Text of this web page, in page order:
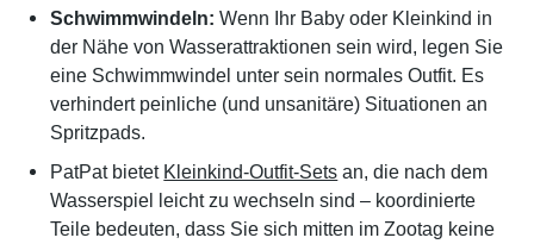
Schwimmwindeln: Wenn Ihr Baby oder Kleinkind in
der Nähe von Wasserattraktionen sein wird, legen Sie
eine Schwimmwindel unter sein normales Outfit. Es
verhindert peinliche (und unsanitäre) Situationen an
Spritzpads.
PatPat bietet Kleinkind-Outfit-Sets an, die nach dem
Wasserspiel leicht zu wechseln sind – koordinierte
Teile bedeuten, dass Sie sich mitten im Zootag keine